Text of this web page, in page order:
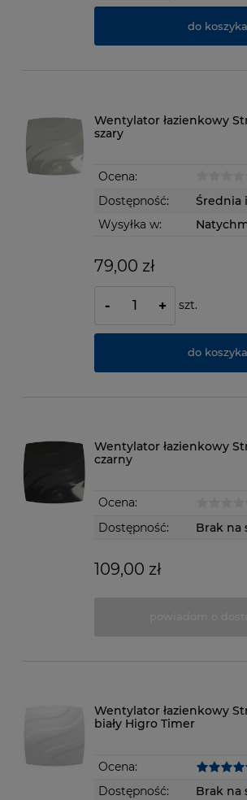
do koszyka
Wentylator łazienkowy
szary
Ocena:
Dostępność:
Średnia
Wysyłka w:
79,00 zł
- + szt.
do koszyka
Wentylator łazienkowy
czarny
Ocena:
Dostępność: Brak na
109,00 zł
Wentylator łazienkowy
biały Higro Timer
Ocena:
Dostępność: Brak na